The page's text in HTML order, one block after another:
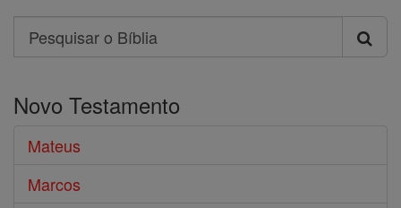
Search
Pesquisar
Bíblia
Novo Testamento
Mateus
Marcos